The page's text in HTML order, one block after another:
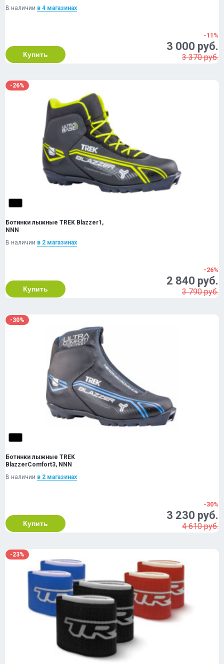
В наличии в 4 магазинах
Купить
-11%
3 000 руб.
3 370 руб.
-26%
Ботинки лыжные TREK Blazzer1,
NNN
В наличии в 2 магазинах
Купить
-26%
2 840 руб.
3 790 руб.
-30%
Ботинки лыжные TREK
BlazzerComfort3, NNN
В наличии в 2 магазинах
Купить
-30%
3 230 руб.
4 610 руб.
-23%